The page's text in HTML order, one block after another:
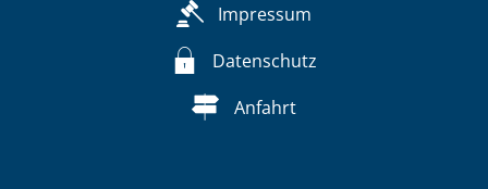
Impressum
Datenschutz
Anfahrt